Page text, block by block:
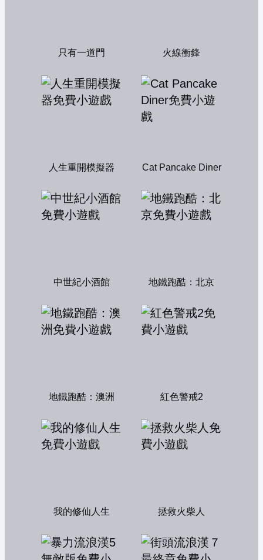
只有一道門 火線衝鋒
人生重開模擬器 Cat Pancake Diner
中世紀小酒館 地鐵跑酷：北京
地鐵跑酷：澳洲 紅色警戒2
我的修仙人生 拯救火柴人